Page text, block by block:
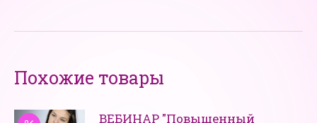
Похожие товары
ВЕБИНАР "Повышенный